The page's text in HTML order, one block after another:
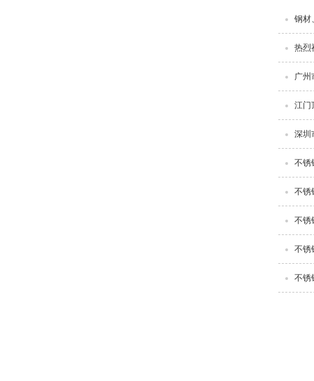
钢材
热烈
广州
江门
深圳
不锈
不锈
不锈
不锈
不锈